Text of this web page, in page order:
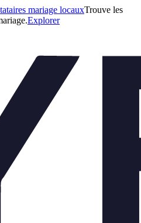
mariage locauxTrouve les
Explorer